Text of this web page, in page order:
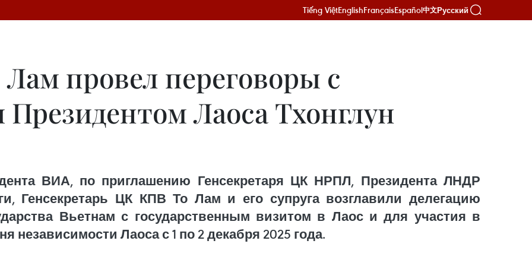
Tiếng ViệtEnglishFrançaisEspañol中文Русский
Лам провел переговоры с
Президентом Лаоса Тхонглун
ВИА, по приглашению Генсекретаря ЦК НРПЛ, Президента ЛНДР
Генсекретарь ЦК КПВ То Лам и его супруга возглавили делегацию
Вьетнам с государственным визитом в Лаос и для участия в
Лаоса с 1 по 2 декабря 2025 года.